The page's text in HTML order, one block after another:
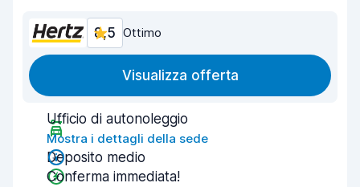
8,5 Ottimo
Visualizza offerta
Ufficio di autonoleggio
Mostra i dettagli della sede
Deposito medio
Conferma immediata!